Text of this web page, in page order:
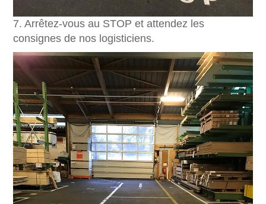
7. Arrêtez-vous au STOP et attendez les
consignes de nos logisticiens.